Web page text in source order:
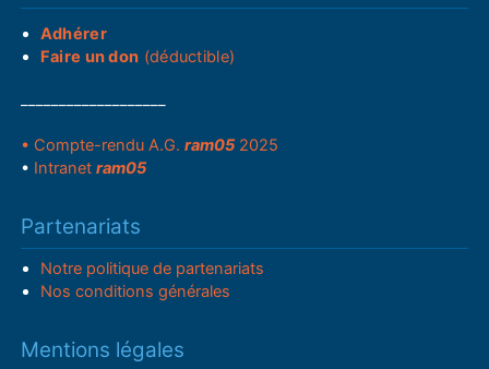
Adhérer
Faire un don (déductible)
• Compte-rendu A.G.ram05 2025
• Intranetram05
Partenariats
Notre politique de partenariats
Nos conditions générales
Mentions légales